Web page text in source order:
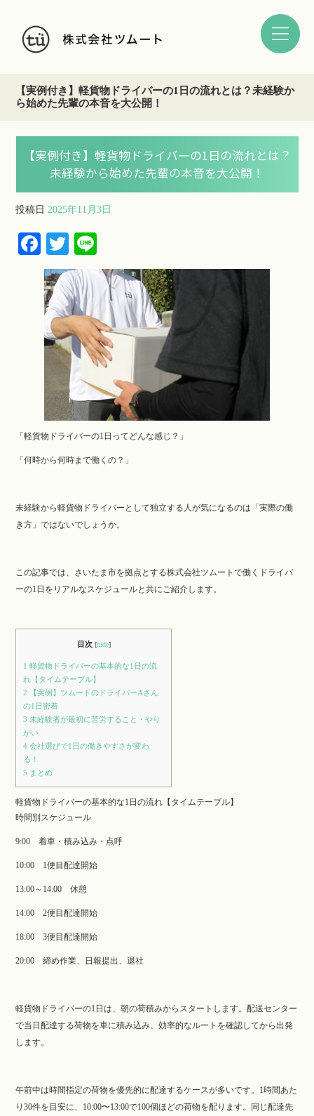
【実例付き】軽貨物ドライバーの1日の流れとは？未経験か
ら始めた先輩の本音を大公開！
【実例付き】軽貨物ドライバーの1日の流れとは？
未経験から始めた先輩の本音を大公開！
投稿日 2025年11月3日
Fa
ce
bo
ok
T
wi
tte
r
ne
「軽貨物ドライバーの1日ってどんな感じ？」
「何時から何時まで働くの？」
未経験から軽貨物ドライバーとして独立する人が気になるのは「実際の働
き方」ではないでしょうか。
この記事では、さいたま市を拠点とする株式会社ツムートで働くドライバ
ーの1日をリアルなスケジュールと共にご紹介します。
目次 [hide]
1 軽貨物ドライバーの基本的な1日の流
れ【タイムテーブル】
2
【実例】ツムートのドライバーAさん
の1日密着
3 未経験者が最初に苦労すること・やり
がい
4 会社選びで1日の働きやすさが変わ
る！
5 まとめ
軽貨物ドライバーの基本的な1日の流れ【タイムテーブル】
時間別スケジュール
9:00 着車・積み込み・点呼
10:00 1便目配達開始
13:00～14:00 休憩
14:00 2便目配達開始
18:00 3便目配達開始
20:00 締め作業、日報提出、退社
軽貨物ドライバーの1日は、朝の荷積みからスタートします。配送センター
で当日配達する荷物を車に積み込み、効率的なルートを確認してから出発
します。
午前中は時間指定の荷物を優先的に配達するケースが多いです。1時間あた
り30件を目安に、10:00〜13:00で100個ほどの荷物を配ります。同じ配達先